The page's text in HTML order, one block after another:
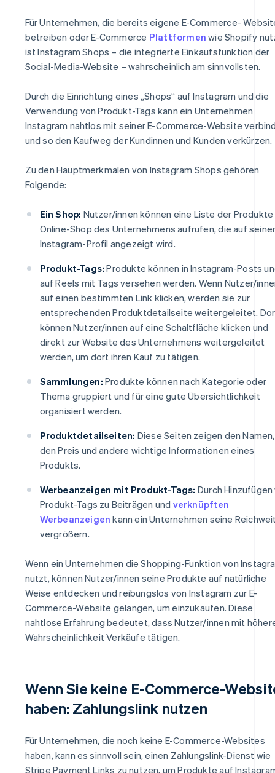
Für Unternehmen, die bereits eigene E-Commerce-
betreiben oder E-Commerce Plattformen wie Shopify
ist Instagram Shops – die integrierte Einkaufsfunktion der
Social-Media-Website – wahrscheinlich am sinnvollsten.
Durch die Einrichtung eines „Shops“ auf Instagram und die
Verwendung von Produkt-Tags kann ein Unternehmen
Instagram nahtlos mit seiner E-Commerce-Website
und so den Kaufweg der Kundinnen und Kunden verkürzen.
Zu den Hauptmerkmalen von Instagram Shops gehören
Folgende:
Ein Shop: Nutzer/innen können eine Liste der Produkte
Online-Shop des Unternehmens aufrufen, die auf
Instagram-Profil angezeigt wird.
Produkt-Tags: Produkte können in Instagram-Posts
auf Reels mit Tags versehen werden. Wenn Nutzer/
auf einen bestimmten Link klicken, werden sie zur
entsprechenden Produktdetailseite weitergeleitet.
können Nutzer/innen auf eine Schaltfläche klicken und
direkt zur Website des Unternehmens weitergeleitet
werden, um dort ihren Kauf zu tätigen.
Sammlungen: Produkte können nach Kategorie oder
Thema gruppiert und für eine gute Übersichtlichkeit
organisiert werden.
Produktdetailseiten: Diese Seiten zeigen den Namen,
den Preis und andere wichtige Informationen eines
Produkts.
Werbeanzeigen mit Produkt-Tags: Durch Hinzufügen
Produkt-Tags zu Beiträgen und verknüpften
Werbeanzeigen kann ein Unternehmen seine
vergrößern.
Wenn ein Unternehmen die Shopping-Funktion von
nutzt, können Nutzer/innen seine Produkte auf natürliche
Weise entdecken und reibungslos von Instagram zur E-
Commerce-Website gelangen, um einzukaufen. Diese
nahtlose Erfahrung bedeutet, dass Nutzer/innen mit
Wahrscheinlichkeit Verkäufe tätigen.
Wenn Sie keine E-Commerce-
haben: Zahlungslink nutzen
Für Unternehmen, die noch keine E-Commerce-Websites
haben, kann es sinnvoll sein, einen Zahlungslink-Dienst wie
Stripe Payment Links zu nutzen, um Produkte auf